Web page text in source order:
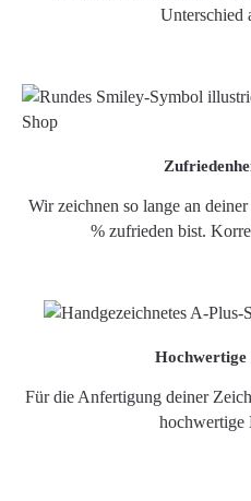
Unterschied
Wir zeichnen so lange an
% zufrieden bist.
Für die Anfertigung deiner
hochwertige